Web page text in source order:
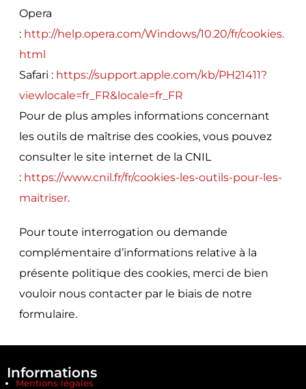
Opera
: http://help.opera.com/Windows/10.20/fr/cookies.
html
Safari : https://support.apple.com/kb/PH21411?
viewlocale=fr_FR&locale=fr_FR
Pour de plus amples informations concernant
les outils de maîtrise des cookies, vous pouvez
consulter le site internet de la CNIL
: https://www.cnil.fr/fr/cookies-les-outils-pour-les-
maitriser.
Pour toute interrogation ou demande
complémentaire d’informations relative à la
présente politique des cookies, merci de bien
vouloir nous contacter par le biais de notre
formulaire.
Informations
Mentions légales